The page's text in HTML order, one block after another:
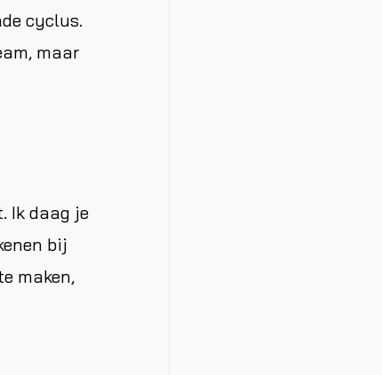
cyclus.
maar
Ik daag je
bij
maken,